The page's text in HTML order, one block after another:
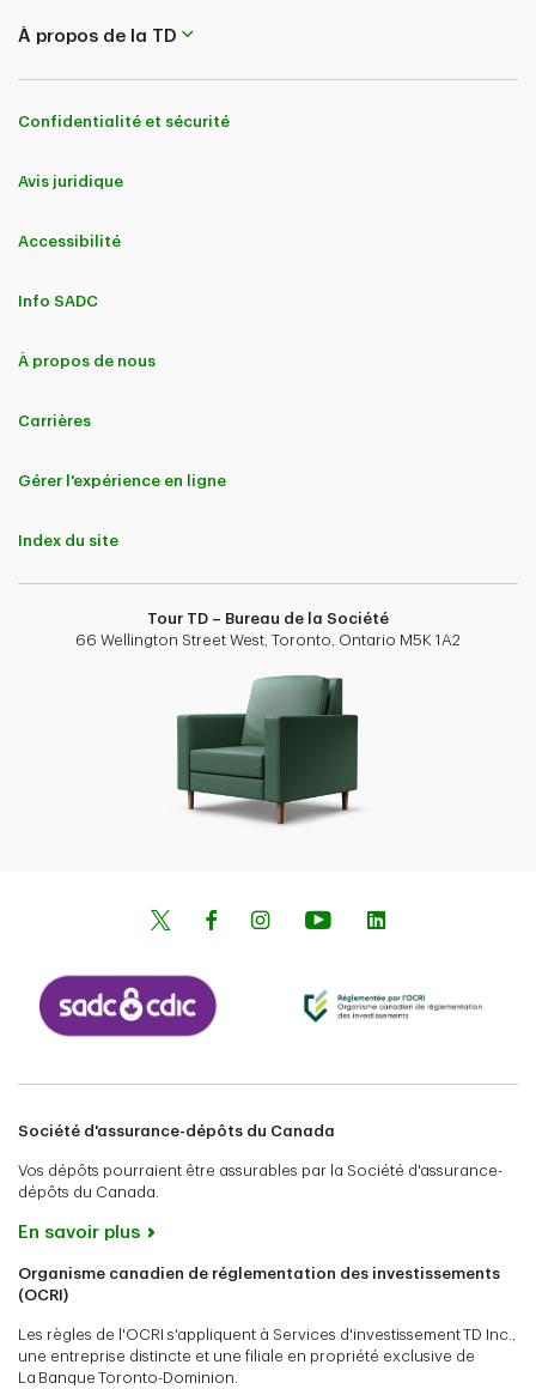
À propos de la TD
Confidentialité et sécurité
Avis juridique
Accessibilité
Info SADC
À propos de nous
Carrières
Gérer l'expérience en ligne
Index du site
Tour TD – Bureau de la Société
66 Wellington Street West, Toronto, Ontario M5K 1A2
Société d'assurance-dépôts du Canada
Vos dépôts pourraient être assurables par la Société d'assurance-
dépôts du Canada.
En savoir plus
Organisme canadien de réglementation des investissements
(OCRI)
Les règles de l'OCRI s'appliquent à Services d'investissement TD Inc.,
une entreprise distincte et une filiale en propriété exclusive de
La Banque Toronto-Dominion.